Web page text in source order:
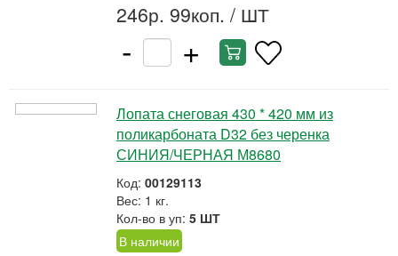
246р. 99коп. / ШТ
- +
Лопата снеговая 430 * 420 мм из
поликарбоната D32 без черенка
СИНИЯ/ЧЕРНАЯ М8680
Код: 00129113
Вес: 1 кг.
Кол-во в уп: 5 ШТ
В наличии